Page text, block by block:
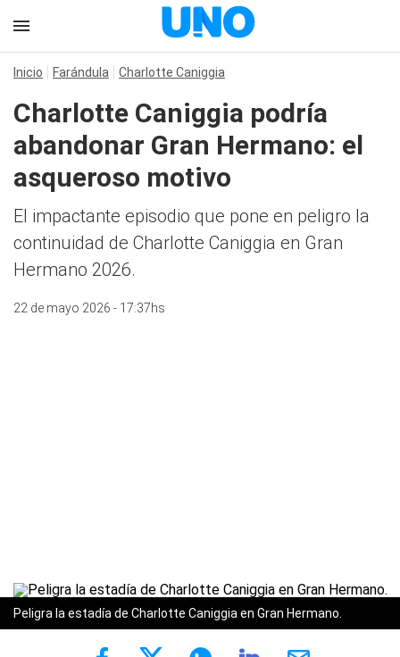
Inicio Farándula Charlotte Caniggia
Charlotte Caniggia podría
abandonar Gran Hermano: el
asqueroso motivo
El impactante episodio que pone en peligro la
continuidad de Charlotte Caniggia en Gran
Hermano 2026.
22 de mayo 2026 - 17:37hs
Peligra la estadía de Charlotte Caniggia en Gran Hermano.